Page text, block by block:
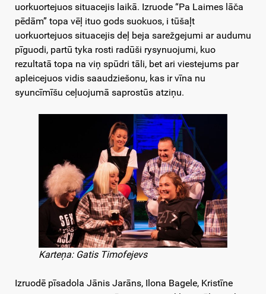
uorkuortejuos situacejis laikā. Izruode “Pa Laimes lāča
pēdām” topa vēļ ituo gods suokuos, i tūšaļt
uorkuortejuos situacejis deļ beja sarežgejumi ar audumu
pīguodi, partū tyka rosti radūši rysynuojumi, kuo
rezultatā topa na viņ spūdri tāli, bet ari viestejums par
apleicejuos vidis saaudziešonu, kas ir vīna nu
syuncīmīšu ceļuojumā saprostūs atziņu.
Karteņa: Gatis Timofejevs
Izruodē pīsadola Jānis Jarāns, Ilona Bagele, Kristīne